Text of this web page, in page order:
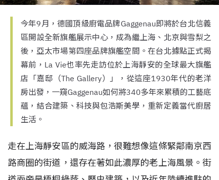
今年9月，德國頂級廚電品牌Gaggenau即將於台北信義
區開設全新旗艦展示中心，成為繼上海、北京與雪梨之
後，亞太市場第四座品牌旗艦空間。在台北據點正式揭
幕前，La Vie也率先走訪位於上海靜安的全球最大旗艦
店「嘉邸（The Gallery）」，從這座1930年代的老洋
房出發，一窺Gaggenau如何將340多年來累積的工藝底
蘊，結合建築、科技與包浩斯美學，重新定義當代廚居
生活。
走在上海靜安區的威海路，很難想像這條緊鄰南京西
路商圈的街道，還存在著如此濃厚的老上海風景。街